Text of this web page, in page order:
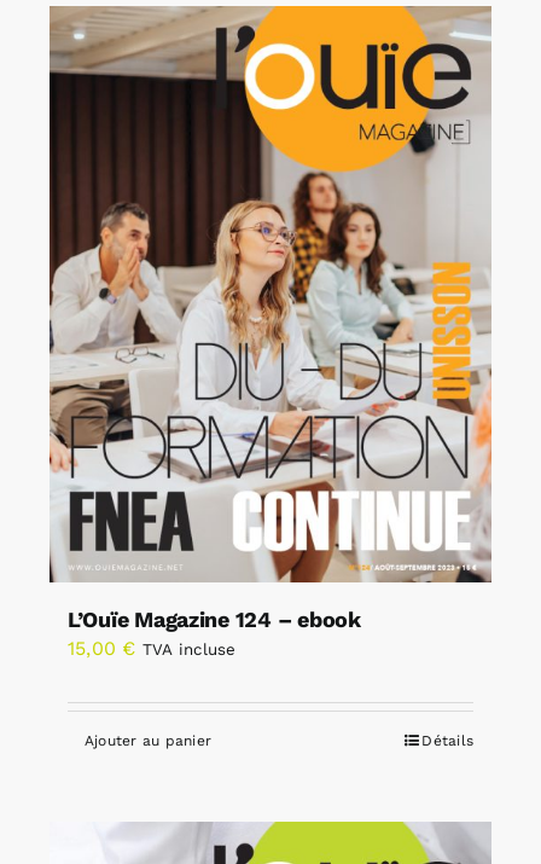
L’Ouïe Magazine 124 – ebook
15,00 € TVA incluse
Ajouter au panier Détails